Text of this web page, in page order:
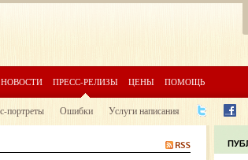
НОВОСТИ ПРЕСС-РЕЛИЗЫ ЦЕНЫ ПОМОЩЬ
портреты Ошибки Услуги написания